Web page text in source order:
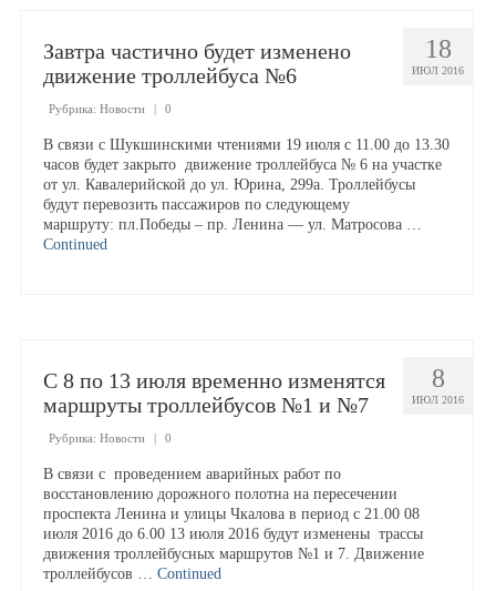
Правила перевозки пассажиров
Страхование пассажиров
Вопросы и ответы
Работа и обучение
Работа у нас
Вакансии
18
ИЮЛ 2016
Завтра частично будет изменено
движение троллейбуса №6
Рубрика: Новости | 0
В связи с Шукшинскими чтениями 19 июля с 11.00 до 13.30
часов будет закрыто движение троллейбуса № 6 на участке
от ул. Кавалерийской до ул. Юрина, 299а. Троллейбусы
будут перевозить пассажиров по следующему
маршруту: пл.Победы – пр. Ленина — ул. Матросова …
Continued
8
ИЮЛ 2016
С 8 по 13 июля временно изменятся
маршруты троллейбусов №1 и №7
Рубрика: Новости | 0
В связи с проведением аварийных работ по
восстановлению дорожного полотна на пересечении
проспекта Ленина и улицы Чкалова в период с 21.00 08
июля 2016 до 6.00 13 июля 2016 будут изменены трассы
движения троллейбусных маршрутов №1 и 7. Движение
троллейбусов … Continued